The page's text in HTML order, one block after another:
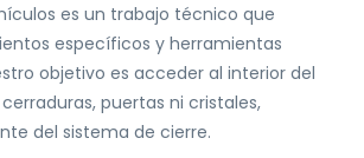
es un trabajo técnico que
específicos y herramientas
objetivo es acceder al interior del
puertas ni cristales,
del sistema de cierre.